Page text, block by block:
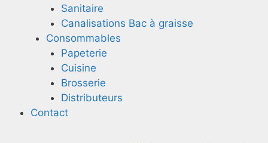
Sanitaire
Canalisations Bac à graisse
Consommables
Papeterie
Cuisine
Brosserie
Distributeurs
Contact